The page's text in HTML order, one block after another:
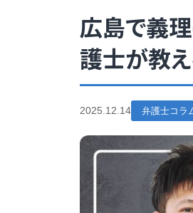
広島で義
護士が教
2025.12.14 弁護士コラ